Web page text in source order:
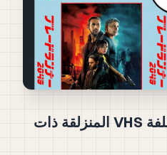
كيفية طباعة وتجميع أغلفة VHS المنزلقة ذات